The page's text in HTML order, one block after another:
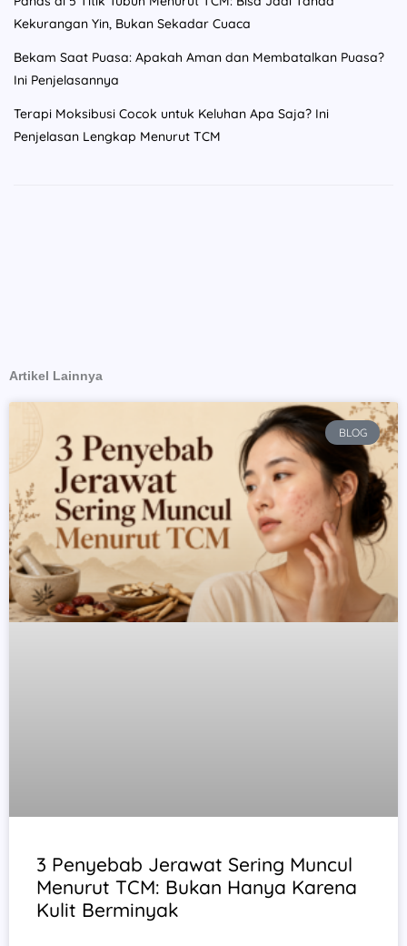
Kekurangan Yin, Bukan Sekadar Cuaca
Bekam Saat Puasa: Apakah Aman dan Membatalkan Puasa?
Ini Penjelasannya
Terapi Moksibusi Cocok untuk Keluhan Apa Saja? Ini
Penjelasan Lengkap Menurut TCM
Artikel Lainnya
BLOG
3 Penyebab Jerawat Sering Muncul
Menurut TCM: Bukan Hanya Karena
Kulit Berminyak
Page